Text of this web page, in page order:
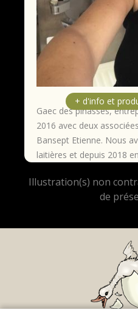
Gaec des pinasses,
2016 avec deux
Bansept Etienne. Nous
laitières et depuis 2018